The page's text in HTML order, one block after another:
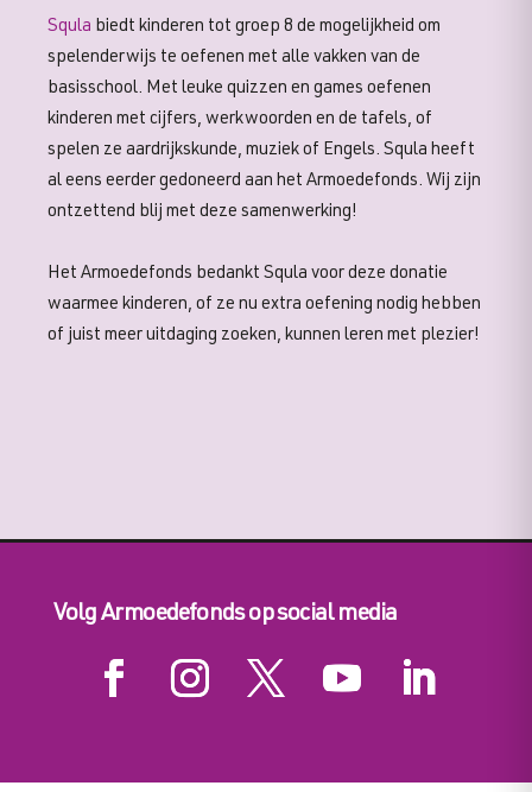
Squla biedt kinderen tot groep 8 de mogelijkheid om
spelenderwijs te oefenen met alle vakken van de
basisschool. Met leuke quizzen en games oefenen
kinderen met cijfers, werkwoorden en de tafels, of
spelen ze aardrijkskunde, muziek of Engels. Squla heeft
al eens eerder gedoneerd aan het Armoedefonds. Wij zijn
ontzettend blij met deze samenwerking!
Het Armoedefonds bedankt Squla voor deze donatie
waarmee kinderen, of ze nu extra oefening nodig hebben
of juist meer uitdaging zoeken, kunnen leren met plezier!
Volg Armoedefonds op social media